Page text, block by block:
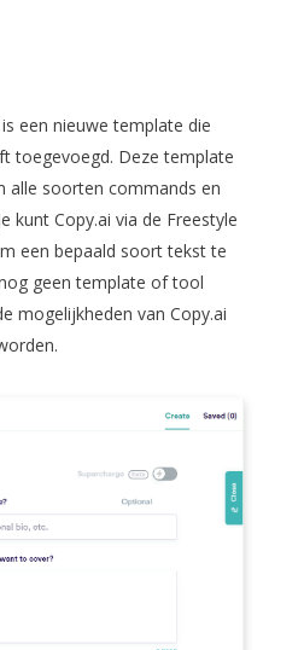
een nieuwe template die
toegevoegd. Deze template
alle soorten commands en
kunt Copy.ai via de Freestyle
een bepaald soort tekst te
geen template of tool
mogelijkheden van Copy.ai